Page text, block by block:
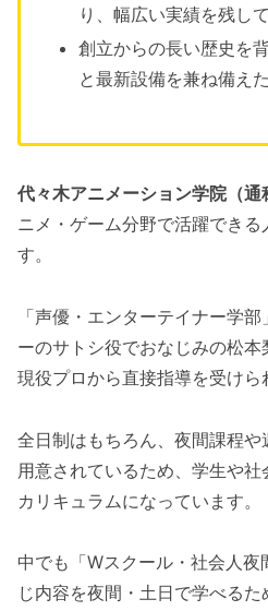
り、幅広い実績を残して
創立からの長い歴史を
と最新設備を兼ね備え
代々木アニメーション学院（通
ニメ・ゲーム分野で活躍でき
す。
「声優・エンターテイナー学
ーのサトシ役でおなじみの松本
現役プロから直接指導を受けら
全日制はもちろん、夜間課程や
用意されているため、学生や
カリキュラムになっています。
中でも「Wスクール・社会人
じ内容を夜間・土日で学べる